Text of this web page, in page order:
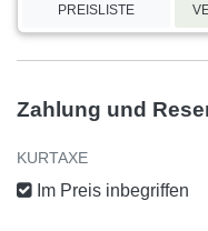
PREISLISTE
Zahlung und
KURTAXE
Im Preis inbegriffen